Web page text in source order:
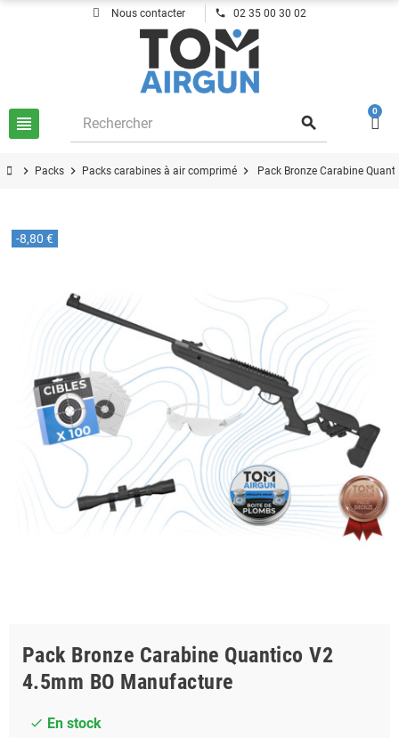
Nous contacter phone 02 35 00 30 02
view_headline search
0
chevron_right Packs chevron_right Packs carabines à air comprimé chevron_right Pack Bronze Carabine
-8,80 €
Pack Bronze Carabine Quantico V2
4.5mm BO Manufacture
check En stock